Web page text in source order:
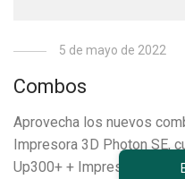
5 de mayo de 2022
Combos
Aprovecha los nuevos
Impresora 3D Photon SE,
Up300+ + Impresora 3D